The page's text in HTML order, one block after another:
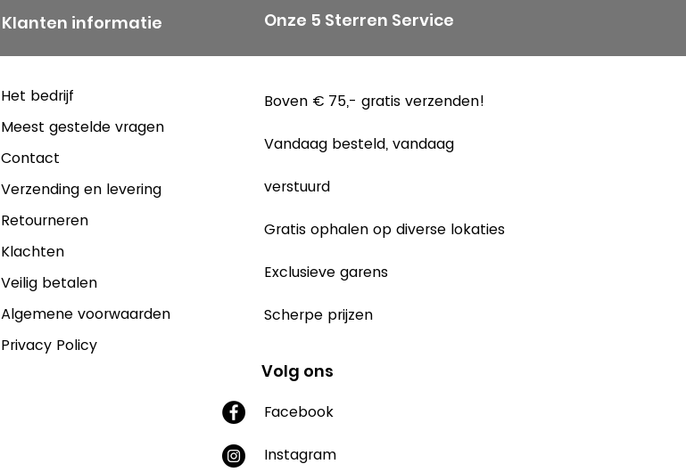
Klanten informatie Onze 5 Sterren Service
Het bedrijf
Meest gestelde vragen
Contact
Verzending en levering
Retourneren
Klachten
Veilig betalen
Algemene voorwaarden
Privacy Policy
Boven € 75,- gratis verzenden!
Vandaag besteld, vandaag
verstuurd
Gratis ophalen op diverse lokaties
Exclusieve garens
Scherpe prijzen
Volg ons
Facebook
Instagram